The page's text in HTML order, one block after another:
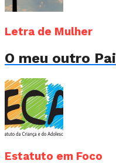
Letra de Mulher
O meu outro Pai
Estatuto em Foco